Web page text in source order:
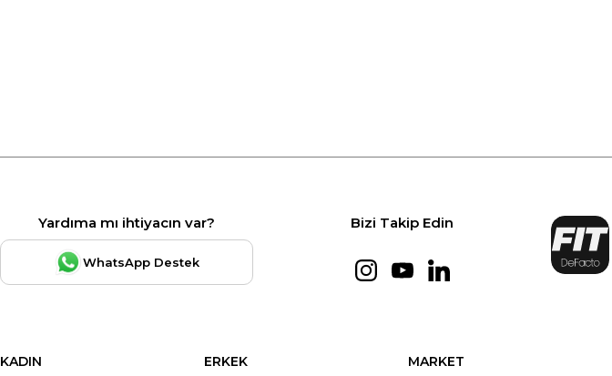
Yardıma mı ihtiyacın var?
WhatsApp Destek
Bizi Takip Edin
KADIN
ERKEK
MARKET